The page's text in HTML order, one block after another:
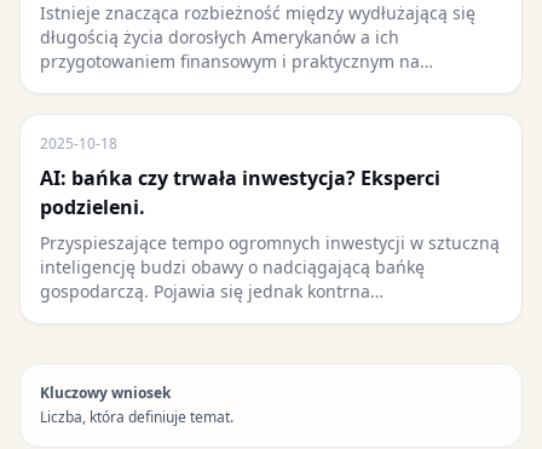
Istnieje znacząca rozbieżność między wydłużającą się
długością życia dorosłych Amerykanów a ich
przygotowaniem finansowym i praktycznym na…
2025-10-18
AI: bańka czy trwała inwestycja? Eksperci
podzieleni.
Przyspieszające tempo ogromnych inwestycji w sztuczną
inteligencję budzi obawy o nadciągającą bańkę
gospodarczą. Pojawia się jednak kontrna…
Kluczowy wniosek
Liczba, która definiuje temat.